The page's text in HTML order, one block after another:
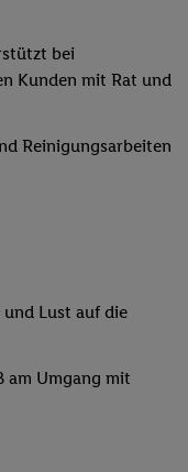
bei
Kunden mit Rat und
Reinigungsarbeiten
und Lust auf die
am Umgang mit